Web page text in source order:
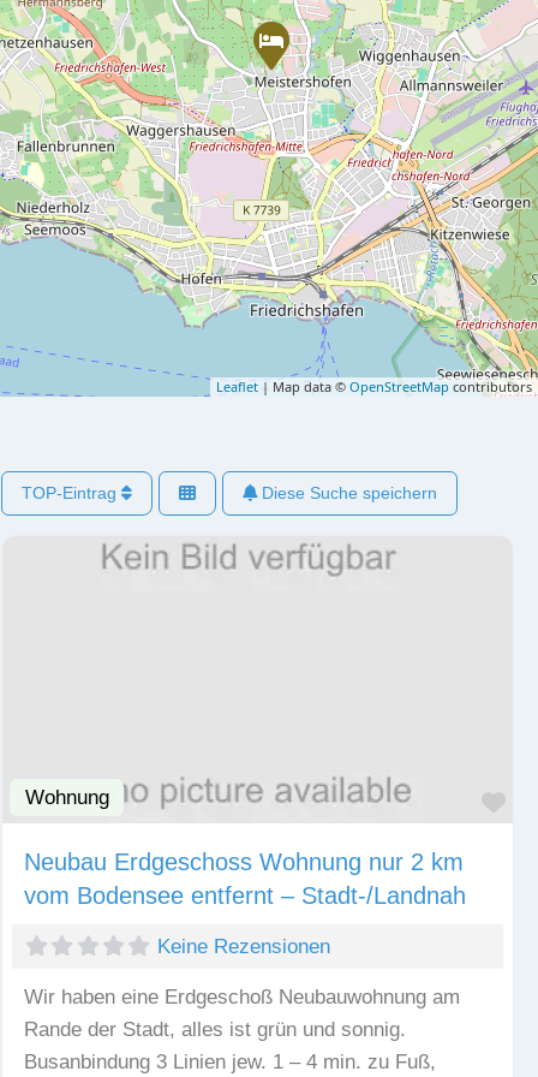
Leaflet | Map data © OpenStreetMap contributors
TOP-Eintrag Diese Suche speichern
Wohnung
Neubau Erdgeschoss Wohnung nur 2 km
vom Bodensee entfernt – Stadt-/Landnah
Keine Rezensionen
Wir haben eine Erdgeschoß Neubauwohnung am
Rande der Stadt, alles ist grün und sonnig.
Busanbindung 3 Linien jew. 1 – 4 min. zu Fuß,